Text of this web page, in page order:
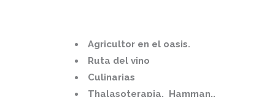
Agricultor en el oasis.
Ruta del vino
Culinarias
Thalasoterapia, Hamman..